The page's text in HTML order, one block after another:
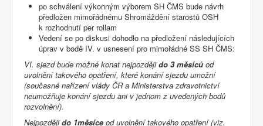
po schválení výkonným výborem SH ČMS bude návrh
předložen mimořádnému Shromáždění starostů OSH
k rozhodnutí per rollam
Vedení se po diskusi dohodlo na předložení následujících
úprav v bodě IV. v usnesení pro mimořádné SS SH ČMS:
VI. sjezd bude možné konat nejpozdějido 3 měsíců od
uvolnění takového opatření, které konání sjezdu umožní
(současné nařízení vlády ČR a Ministerstva zdravotnictví
neumožňuje konání sjezdu ani v jednom z uvedených bodů
rozvolnění).
Nejpozdějido 1měsíce od uvolnění takového opatření (viz.